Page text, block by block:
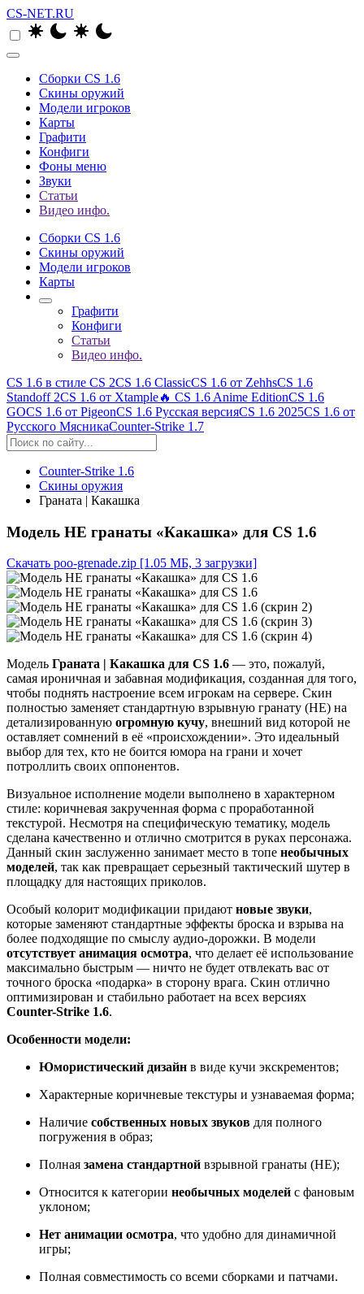
CS-NET.RU
Сборки CS 1.6
Скины оружий
Модели игроков
Карты
Графити
Конфиги
Фоны меню
Звуки
Статьи
Видео инфо.
Сборки CS 1.6
Скины оружий
Модели игроков
Карты
Графити
Конфиги
Статьи
Видео инфо.
CS 1.6 в стиле CS 2CS 1.6 ClassicCS 1.6 от ZehhsCS 1.6
Standoff 2CS 1.6 от Xtample🔥 CS 1.6 Anime EditionCS 1.6
GOCS 1.6 от PigeonCS 1.6 Русская версияCS 1.6 2025CS 1.6 от
Русского МясникаCounter-Strike 1.7
Counter-Strike 1.6
Скины оружия
Граната | Какашка
Модель HE гранаты «Какашка» для CS 1.6
Скачать poo-grenade.zip [1.05 МБ, 3 загрузки]
Модель Граната | Какашка для CS 1.6 — это, пожалуй,
самая ироничная и забавная модификация, созданная для того,
чтобы поднять настроение всем игрокам на сервере. Скин
полностью заменяет стандартную взрывную гранату (HE) на
детализированную огромную кучу, внешний вид которой не
оставляет сомнений в её «происхождении». Это идеальный
выбор для тех, кто не боится юмора на грани и хочет
потроллить своих оппонентов.
Визуальное исполнение модели выполнено в характерном
стиле: коричневая закрученная форма с проработанной
текстурой. Несмотря на специфическую тематику, модель
сделана качественно и отлично смотрится в руках персонажа.
Данный скин заслуженно занимает место в топе необычных
моделей, так как превращает серьезный тактический шутер в
площадку для настоящих приколов.
Особый колорит модификации придают новые звуки,
которые заменяют стандартные эффекты броска и взрыва на
более подходящие по смыслу аудио-дорожки. В модели
отсутствует анимация осмотра, что делает её использование
максимально быстрым — ничто не будет отвлекать вас от
точного броска «подарка» в сторону врага. Скин отлично
оптимизирован и стабильно работает на всех версиях
Counter-Strike 1.6.
Особенности модели:
Юмористический дизайн в виде кучи экскрементов;
Характерные коричневые текстуры и узнаваемая форма;
Наличие собственных новых звуков для полного
погружения в образ;
Полная замена стандартной взрывной гранаты (HE);
Относится к категории необычных моделей с фановым
уклоном;
Нет анимации осмотра, что удобно для динамичной
игры;
Полная совместимость со всеми сборками и патчами.